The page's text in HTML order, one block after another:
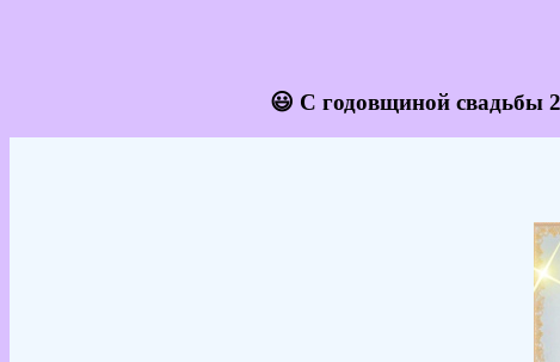
😃 С годовщиной свадьбы